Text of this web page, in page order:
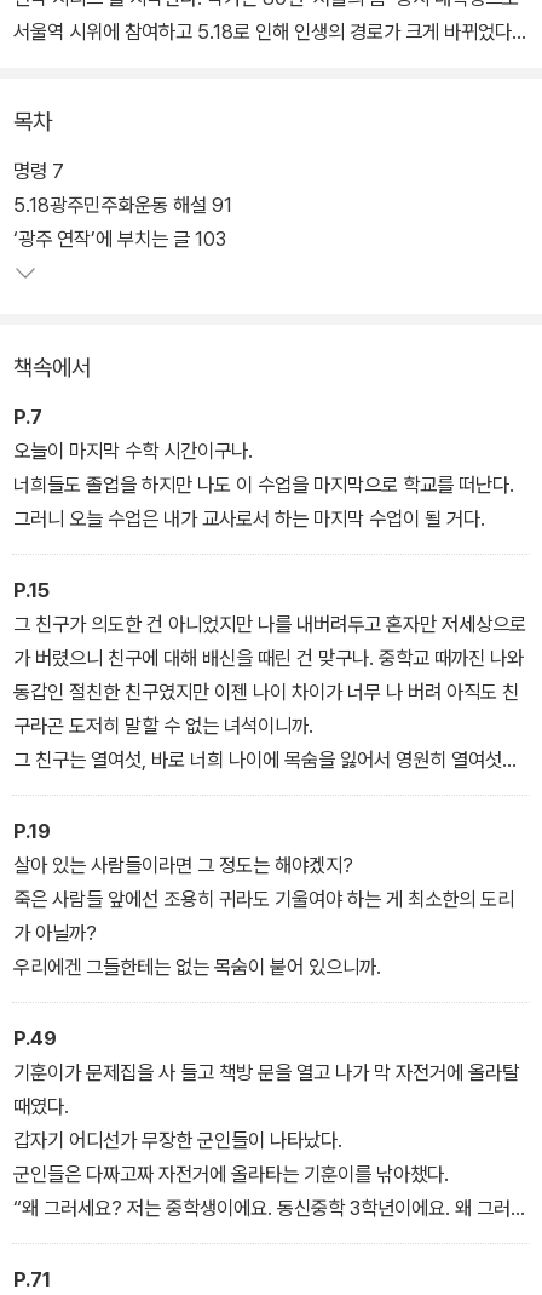
서울역 시위에 참여하고 5.18로 인해 인생의 경로가 크게 바뀌었다고
그리고 30여 년이 흐른 후 연희문학창작촌에 지내는 동안 바로 옆집
에 독재자 전두환이 멀쩡히 살아 있다는 사실에 분노와 슬픔을 느낀
뒤 5.18 관련 청소년 단편을 쓰게 되었다. ‘광주 연작’의 시작이 될
「명령」이었다. 수많은 사람들을 죽게 만든 늙은 독재자가 천수를 누리
는 세상에서 우리는 정의를 찾을 수 있을까? 저 낮은 곳에서 들끓는
목차
명령 7
5.18광주민주화운동 해설 91
‘광주 연작’에 부치는 글 103
책속에서
P.7
오늘이 마지막 수학 시간이구나.
너희들도 졸업을 하지만 나도 이 수업을 마지막으로 학교를 떠난다.
그러니 오늘 수업은 내가 교사로서 하는 마지막 수업이 될 거다.
P.15
그 친구가 의도한 건 아니었지만 나를 내버려두고 혼자만 저세상으로
가 버렸으니 친구에 대해 배신을 때린 건 맞구나. 중학교 때까진 나와
동갑인 절친한 친구였지만 이젠 나이 차이가 너무 나 버려 아직도 친
구라곤 도저히 말할 수 없는 녀석이니까.
그 친구는 열여섯, 바로 너희 나이에 목숨을 잃어서 영원히 열여섯으
로 남고 말았다.
P.19
살아 있는 사람들이라면 그 정도는 해야겠지?
죽은 사람들 앞에선 조용히 귀라도 기울여야 하는 게 최소한의 도리
가 아닐까?
우리에겐 그들한테는 없는 목숨이 붙어 있으니까.
P.49
기훈이가 문제집을 사 들고 책방 문을 열고 나가 막 자전거에 올라탈
때였다.
갑자기 어디선가 무장한 군인들이 나타났다.
군인들은 다짜고짜 자전거에 올라타는 기훈이를 낚아챘다.
“왜 그러세요? 저는 중학생이에요. 동신중학 3학년이에요. 왜 그러세
요?”
기훈이는 떨면서도 똑똑히 외쳤다.
P.71